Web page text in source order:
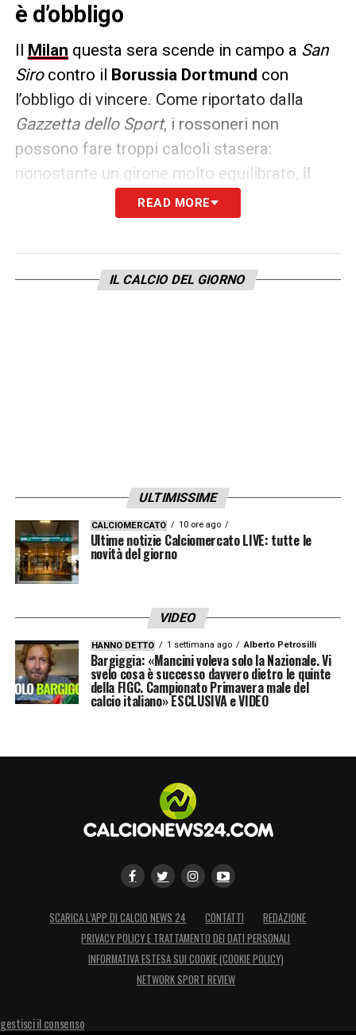
è d’obbligo
Il Milan questa sera scende in campo a San
Sirocontro il Borussia Dortmund con
l’obbligo di vincere. Come riportato dalla
Gazzetta dello Sport, i rossoneri non
possono fare troppi calcoli stasera:
nonostante un girone molto equilibrato, il
percorso netto più rapido passa per i tre
punti in casa contro i tedeschi
Orfani di Leao, il Milan si affida a un
prestazione simile a quella contro Djokovic
LA PLAYLIST DELLE NOSTRE TOP NEWS
READ MORE
IL CALCIO DEL GIORNO
ULTIMISSIME
CALCIOMERCATO 10 ore ago
Ultime notizie Calciomercato LIVE: tutte le
novità del giorno
VIDEO
HANNO DETTO 1 settimana ago Alberto Petrosilli
Bargiggia: «Mancini voleva solo la Nazionale. Vi
svelo cosa è successo davvero dietro le quinte
della FIGC. Campionato Primavera male del
calcio italiano» ESCLUSIVA e VIDEO
SCARICA L’APP DI CALCIO NEWS 24 CONTATTI
REDAZIONE
PRIVACY POLICY E TRATTAMENTO DEI DATI PERSONALI
INFORMATIVA ESTESA SUI COOKIE (COOKIE POLICY)
NETWORK SPORT REVIEW
gestisci il consenso